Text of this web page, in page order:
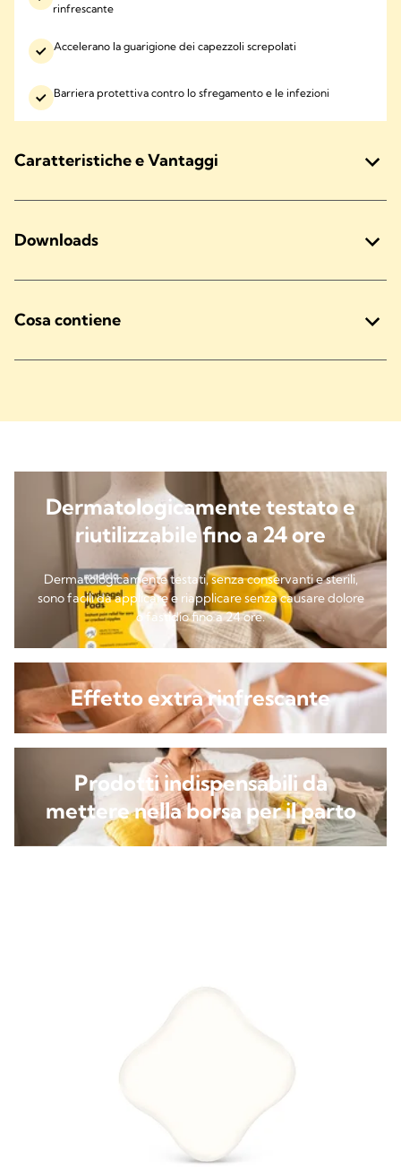
rinfrescante
Accelerano la guarigione dei capezzoli screpolati
Barriera protettiva contro lo sfregamento e le infezioni
Caratteristiche e Vantaggi
Downloads
Cosa contiene
Dermatologicamente testato e
riutilizzabile fino a 24 ore
Dermatologicamente testati, senza conservanti e sterili,
sono facili da applicare e riapplicare senza causare dolore
o fastidio fino a 24 ore.
Effetto extra rinfrescante
Prodotti indispensabili da
mettere nella borsa per il parto